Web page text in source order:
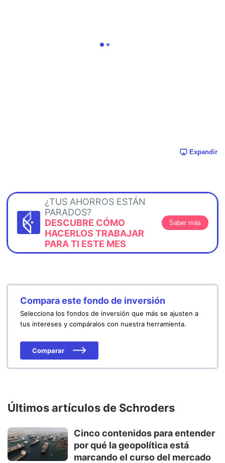
Expandir
¿TUS AHORROS ESTÁN
PARADOS?
DESCUBRE CÓMO
HACERLOS TRABAJAR
PARA TI ESTE MES
Saber más
Compara este fondo de inversión
Selecciona los fondos de inversión que más se ajusten a
tus intereses y compáralos con nuestra herramienta.
Comparar
Últimos artículos de Schroders
Cinco contenidos para entender
por qué la geopolítica está
marcando el curso del mercado